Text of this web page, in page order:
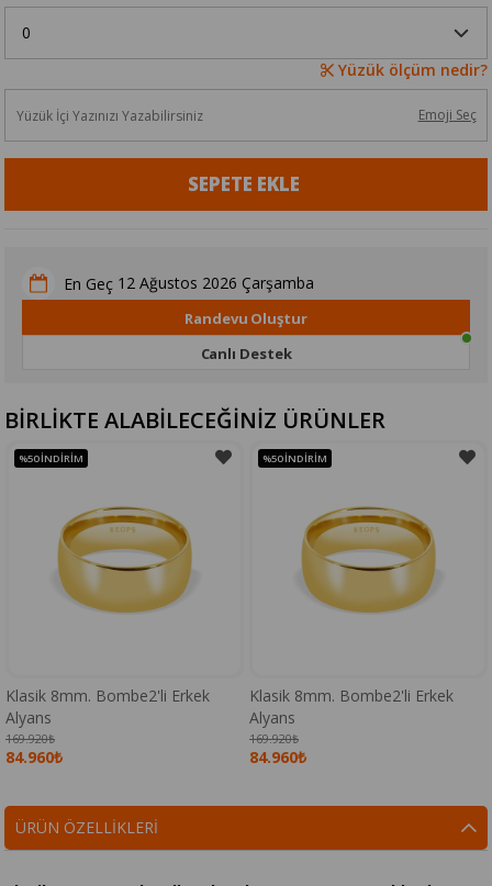
Yüzük ölçüm nedir?
Emoji Seç
En Geç 12 Ağustos 2026 Çarşamba
Randevu Oluştur
Canlı Destek
ÜRÜN ÖZELLIKLERI
BİRLİKTE ALABİLECEĞİNİZ ÜRÜNLER
Klasik 8mm. Bombe2'li Erkek
Alyans
84.960₺
169.920₺
%50 İNDIRIM
Klasik 8mm. Bombe2'li Erkek
Alyans
84.960₺
169.920₺
%50 İNDIRIM